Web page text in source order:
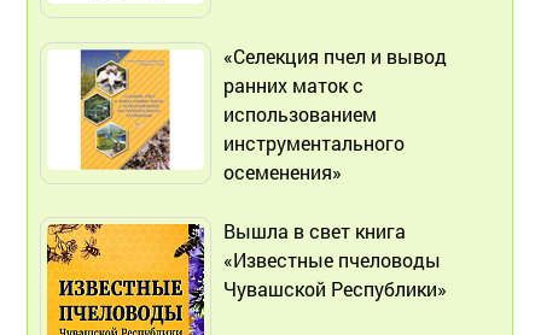
«Селекция пчел и вывод
ранних маток с
использованием
инструментального
осеменения»
Вышла в свет книга
«Известные пчеловоды
Чувашской Республики»